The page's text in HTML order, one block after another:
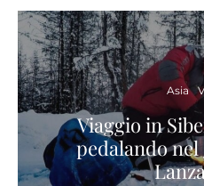
Asia
Viaggio in
pedalando